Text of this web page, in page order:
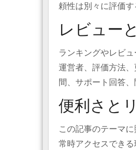
頼性は別々に評価す
レビュー
ランキングやレビ
運営者、評価方法
間、サポート回答
便利さと
この記事のテーマ
常時アクセスでき